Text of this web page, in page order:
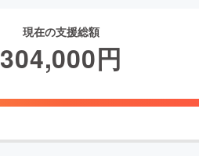
現在の支援総額
304,000円